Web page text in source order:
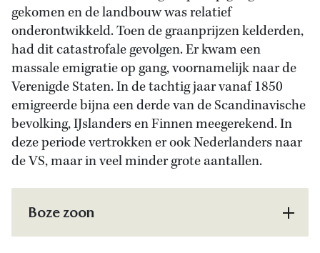
gekomen en de landbouw was relatief
onderontwikkeld. Toen de graanprijzen kelderden,
had dit catastrofale gevolgen. Er kwam een
massale emigratie op gang, voornamelijk naar de
Verenigde Staten. In de tachtig jaar vanaf 1850
emigreerde bijna een derde van de Scandinavische
bevolking, IJslanders en Finnen meegerekend. In
deze periode vertrokken er ook Nederlanders naar
de VS, maar in veel minder grote aantallen.
Boze zoon